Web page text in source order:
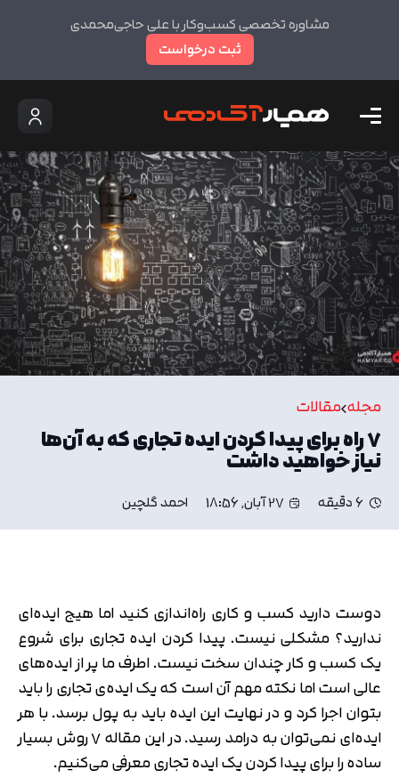
مشاوره تخصصی کسب‌وکار با علی حاجی‌محمدی
ثبت درخواست
مجله مقالات
۷ راه برای پیدا کردن ایده تجاری که به آن‌ها
نیاز خواهید داشت
6 دقیقه 27 آبان, 18:56 احمد گلچین
دوست دارید کسب و کاری راه‌اندازی کنید اما هیج ایده‌ای
ندارید؟ مشکلی نیست. پیدا کردن ایده تجاری برای شروع
یک کسب و کار چندان سخت نیست. اطرف ما پر از ایده‌های
عالی است اما نکته مهم آن است که یک ایده‌ی تجاری را باید
بتوان اجرا کرد و در نهایت این ایده باید به پول برسد. با هر
ایده‌ای نمی‌توان به درامد رسید. در این مقاله ۷ روش بسیار
ساده را برای پیدا کردن یک ایده تجاری معرفی می‌کنیم.